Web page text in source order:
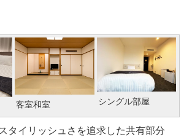
客室和室 シングル部屋
タイリッシュさを追求した共有部分